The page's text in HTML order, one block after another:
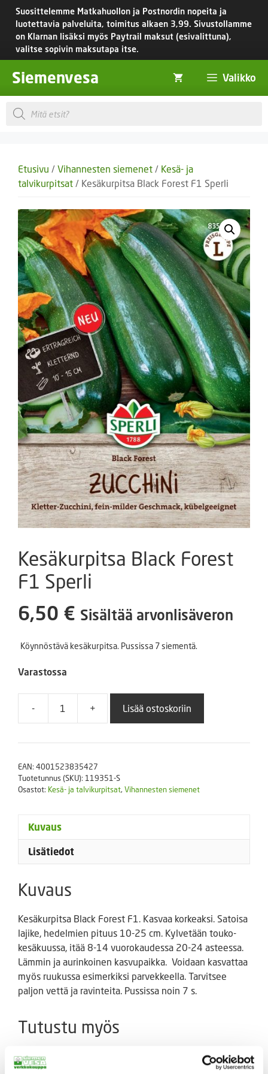
Siirry
sisältöön
Suosittelemme Matkahuollon ja Postnordin nopeita ja
luotettavia palveluita, toimitus alkaen 3,99. Sivustollamme
on Klarnan lisäksi myös Paytrail maksut (esivalittuna),
valitse sopivin maksutapa itse.
Siemenvesa Valikko
Products
search
Etusivu / Vihannesten siemenet / Kesä- ja
talvikurpitsat / Kesäkurpitsa Black Forest F1 Sperli
Kesäkurpitsa Black Forest
F1 Sperli
6,50 € Sisältää arvonlisäveron
Köynnöstävä kesäkurpitsa. Pussissa 7 siementä.
Varastossa
-
Kesäkurpitsa
Forest
määrä
+ Lisää ostoskoriin
EAN: 4001523835427
Tuotetunnus (SKU): 119351-S
Osastot: Kesä- ja talvikurpitsat, Vihannesten siemenet
Kuvaus
Lisätiedot
Kuvaus
Kesäkurpitsa Black Forest F1. Kasvaa korkeaksi. Satoisa
lajike, hedelmien pituus 10-25 cm. Kylvetään touko-
kesäkuussa, itää 8-14 vuorokaudessa 20-24 asteessa.
Lämmin ja aurinkoinen kasvupaikka. Voidaan kasvattaa
myös ruukussa esimerkiksi parvekkeella. Tarvitsee
paljon vettä ja ravinteita. Pussissa noin 7 s.
Tutustu myös